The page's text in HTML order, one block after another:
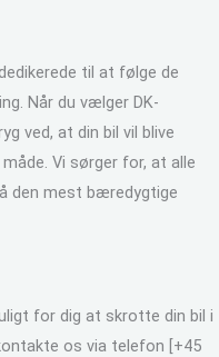
til at følge de
Når du vælger DK-
ved, at din bil vil blive
Vi sørger for, at alle
den mest bæredygtige
for dig at skrotte din bil i
os via telefon [+45